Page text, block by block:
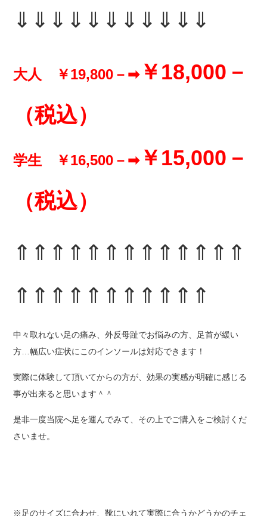
⇓⇓⇓⇓⇓⇓⇓⇓⇓⇓⇓
大人 ￥19,800－➡￥18,000－
（税込）
学生 ￥16,500－➡￥15,000－
（税込）
⇑⇑⇑⇑⇑⇑⇑⇑⇑⇑⇑⇑⇑
⇑⇑⇑⇑⇑⇑⇑⇑⇑⇑⇑
中々取れない足の痛み、外反母趾でお悩みの方、足首が緩い
方…幅広い症状にこのインソールは対応できます！
実際に体験して頂いてからの方が、効果の実感が明確に感じる
事が出来ると思います＾＾
是非一度当院へ足を運んでみて、その上でご購入をご検討くだ
さいませ。
※足のサイズに合わせ、靴にいれて実際に合うかどうかのチェ